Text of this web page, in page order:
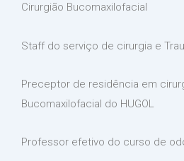
Cirurgião Bucomaxilofacial
Staff do serviço de cirurgia e
Preceptor de residência em
Bucomaxilofacial do HUGOL
Professor efetivo do curso de